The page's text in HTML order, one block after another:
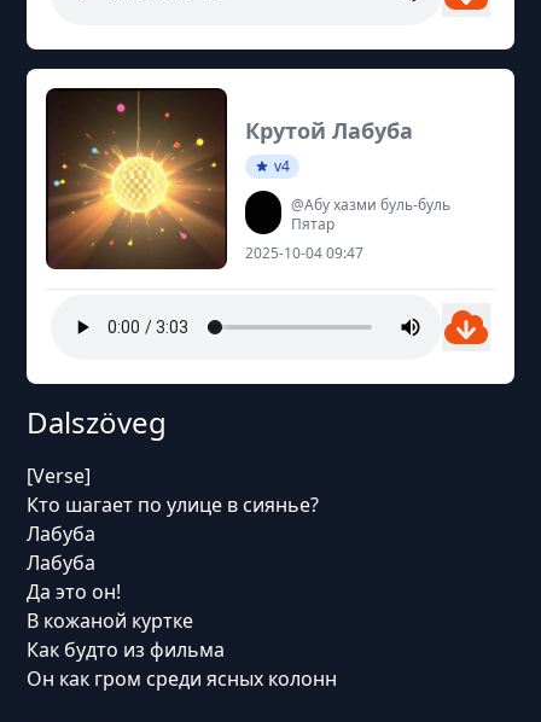
Крутой Лабуба
v4
@Абу хазми буль-буль
Пятар
2025-10-04 09:47
Dalszöveg
[Verse]
Кто шагает по улице в сиянье?
Лабуба
Лабуба
Да это он!
В кожаной куртке
Как будто из фильма
Он как гром среди ясных колонн